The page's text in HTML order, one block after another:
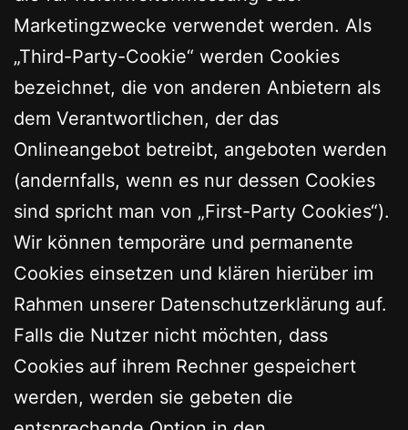
Marketingzwecke verwendet werden. Als
„Third-Party-Cookie“ werden Cookies
bezeichnet, die von anderen Anbietern als
dem Verantwortlichen, der das
Onlineangebot betreibt, angeboten werden
(andernfalls, wenn es nur dessen Cookies
sind spricht man von „First-Party Cookies“).
Wir können temporäre und permanente
Cookies einsetzen und klären hierüber im
Rahmen unserer Datenschutzerklärung auf.
Falls die Nutzer nicht möchten, dass
Cookies auf ihrem Rechner gespeichert
werden, werden sie gebeten die